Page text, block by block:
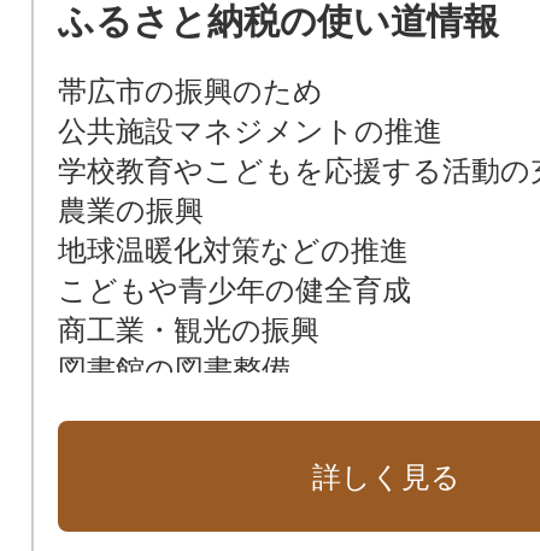
ふるさと納税の使い道情報
帯広市の振興のため
公共施設マネジメントの推進
学校教育やこどもを応援する活動の
農業の振興
地球温暖化対策などの推進
こどもや青少年の健全育成
商工業・観光の振興
図書館の図書整備
スポーツの振興
詳しく見る